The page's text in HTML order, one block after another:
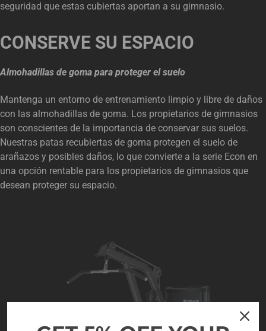
seguridad que estas cubiertas aportan a su gimnasio.
CONSERVE SU ESPACIO
Almohadillas de goma para proteger el suelo
Mantenga un entorno de entrenamiento limpio y libre de daños
con las almohadillas de goma. Los propietarios de gimnasios
son conscientes de la importancia de conservar sus suelos.
Nuestras patas recubiertas de goma protegen el suelo de
arañazos y posibles daños, lo que convierte a la serie Econ en
una opción rentable para los propietarios de gimnasios que
desean proteger su espacio.